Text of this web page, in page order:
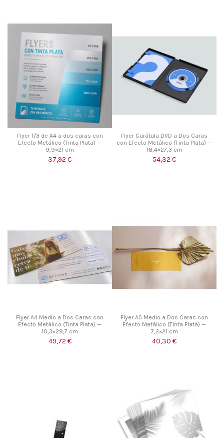
Flyer 1/3 de A4 a dos caras con
Efecto Metálico (Tinta Plata) —
9,9×21 cm
37,92 €
Flyer Carátula DVD a Dos Caras
con Efecto Metálico (Tinta Plata) —
18,4×27,3 cm
54,32 €
Flyer A4 Medio a Dos Caras con
Efecto Metálico (Tinta Plata) —
10,3×29,7 cm
49,72 €
Flyer A5 Medio a Dos Caras con
Efecto Metálico (Tinta Plata) —
7,2×21 cm
40,30 €